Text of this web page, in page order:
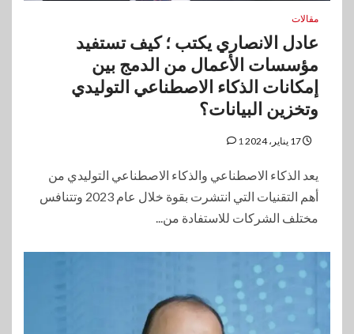
مقالات
عادل الانصاري يكتب ؛ كيف تستفيد
مؤسسات الأعمال من الدمج بين
إمكانات الذكاء الاصطناعي التوليدي
وتخزين البيانات؟
1
يعد الذكاء الاصطناعي والذكاء الاصطناعي التوليدي من
أهم التقنيات التي انتشرت بقوة خلال عام 2023 وتتنافس
مختلف الشركات للاستفادة من...